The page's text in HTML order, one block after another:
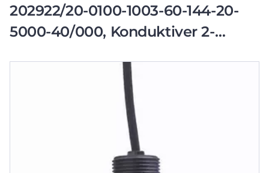
202922/20-0100-1003-60-144-20-
5000-40/000, Konduktiver 2-
Leitfähigkeitssensor,0,1...5000
uS/cm,Pt100,1/2-14NPT